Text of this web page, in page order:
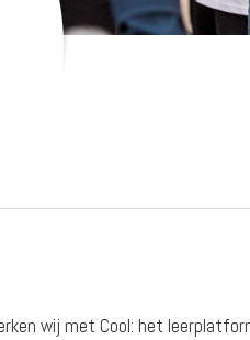
wij met Cool: het